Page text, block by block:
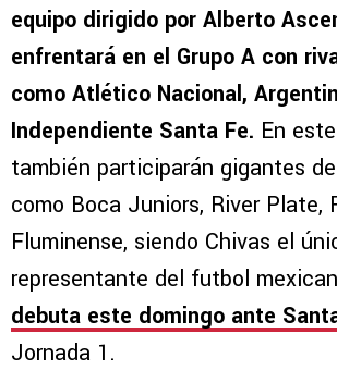
equipo dirigido por Alberto
enfrentará en el Grupo A con
como Atlético Nacional,
Independiente Santa Fe. En
también participarán gigantes
como Boca Juniors, River Plate,
Fluminense, siendo Chivas el
representante del futbol
debuta este domingo ante
Jornada 1.